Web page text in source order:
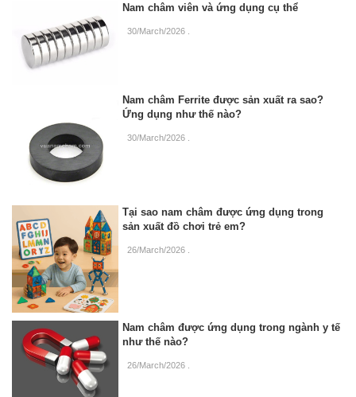
Nam châm viên và ứng dụng cụ thể
30/March/2026
Nam châm Ferrite được sản xuất ra sao?
Ứng dụng như thế nào?
30/March/2026
Tại sao nam châm được ứng dụng trong
sản xuất đồ chơi trẻ em?
26/March/2026 .
Nam châm được ứng dụng trong ngành y tế
như thế nào?
26/March/2026